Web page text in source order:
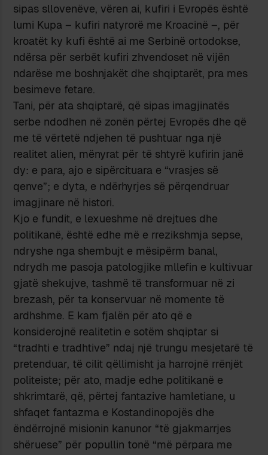
sipas sllovenëve, vëren ai, kufiri i Evropës është
lumi Kupa – kufiri natyrorë me Kroacinë –, për
kroatët ky kufi është ai me Serbinë ortodokse,
ndërsa për serbët kufiri zhvendoset në vijën
ndarëse me boshnjakët dhe shqiptarët, pra mes
besimeve fetare.
Tani, për ata shqiptarë, që sipas imagjinatës
serbe ndodhen në zonën përtej Evropës dhe që
me të vërtetë ndjehen të pushtuar nga një
realitet alien, mënyrat për të shtyrë kufirin janë
dy: e para, ajo e sipërcituara e “vrasjes së
qenve”; e dyta, e ndërhyrjes së përqendruar
imagjinare në histori.
Kjo e fundit, e lexueshme në drejtues dhe
politikanë, është edhe më e rrezikshmja sepse,
ndryshe nga shembujt e mësipërm banal,
ndrydh me pasoja patologjike mllefin e kultivuar
gjatë shekujve, tashmë të transformuar në zi
brezash, për ta konservuar në momente të
ardhshme. E kam fjalën për ato që e
konsiderojnë realitetin e sotëm shqiptar si
“tradhti e tradhtive” ndaj një trungu mesjetarë të
pretenduar, të cilit qëllimisht ja harrojnë rrënjët
politeiste; për ato, madje edhe politikanë e
shkrimtarë, që, përtej fantazive hamletiane, u
shfaqet fantazma e Kostandinopojës dhe
ëndërrojnë misionin kanunor “të gjakmarrjes
shëruese” për popullin tonë “më përpara me